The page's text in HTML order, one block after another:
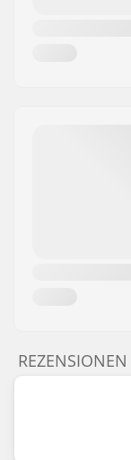
REZENSIONEN